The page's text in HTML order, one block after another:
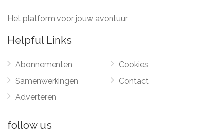
Het platform voor jouw avontuur
Helpful Links
Abonnementen
Samenwerkingen
Adverteren
Cookies
Contact
follow us